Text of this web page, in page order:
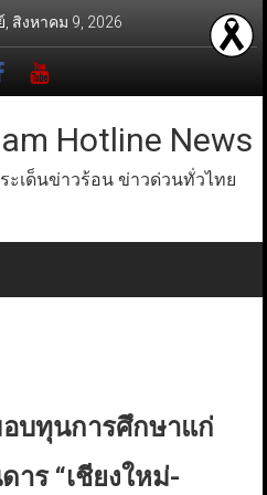
สิงหาคม 9, 2026
Hotline News
ะเด็นข่าวร้อน ข่าวด่วนทั่วไทย
บทุนการศึกษาแก่
าร “เชียงใหม่-